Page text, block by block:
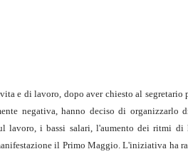
e di lavoro, dopo aver chiesto al segretario
negativa, hanno deciso di organizzarlo
i bassi salari, l'aumento dei ritmi di
il Primo Maggio. L'iniziativa ha